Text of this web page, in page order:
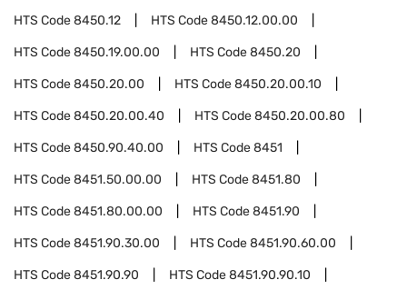
HTS Code8450.12 HTS Code8450.12.00.00
HTS Code8450.19.00.00 HTS Code8450.20
HTS Code8450.20.00 HTS Code8450.20.00.10
HTS Code8450.20.00.40 HTS Code8450.20.00.80
HTS Code8450.90.40.00 HTS Code8451
HTS Code8451.50.00.00 HTS Code8451.80
HTS Code8451.80.00.00 HTS Code8451.90
HTS Code8451.90.30.00 HTS Code8451.90.60.00
HTS Code8451.90.90 HTS Code8451.90.90.10